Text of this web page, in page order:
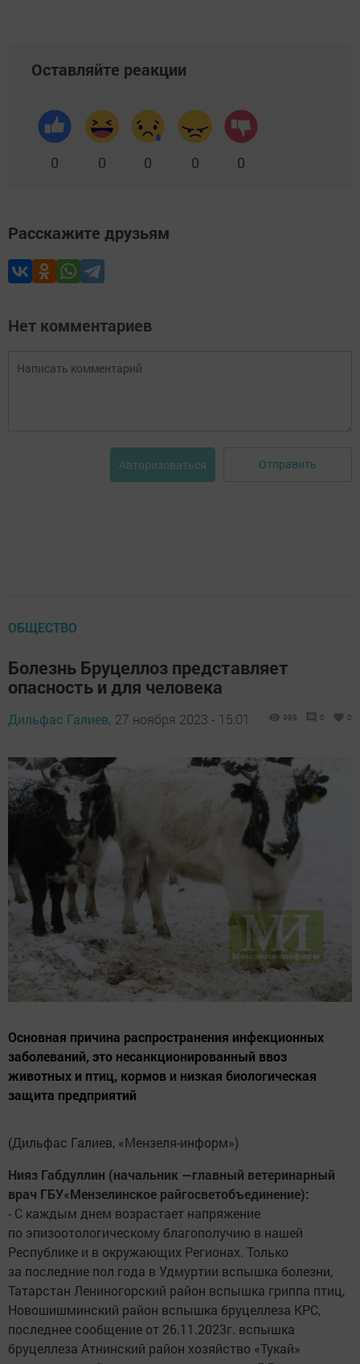
Оставляйте реакции
0 0 0 0 0
Расскажите друзьям
Нет комментариев
Авторизоваться Отправить
ОБЩЕСТВО
Болезнь Бруцеллоз представляет
опасность и для человека
Дильфас Галиев, 27 ноября 2023 - 15:01 999 0 0
Основная причина распространения инфекционных
заболеваний, это несанкционированный ввоз
животных и птиц, кормов и низкая биологическая
защита предприятий
(Дильфас Галиев, «Мензеля-информ»)
Нияз Габдуллин (начальник —главный ветеринарный
врач ГБУ«Мензелинское райгосветобъединение):
- С каждым днем возрастает напряжение
по эпизоотологическому благополучию в нашей
Республике и в окружающих Регионах. Только
за последние пол года в Удмуртии вспышка болезни,
Татарстан Лениногорский район вспышка гриппа птиц,
Новошишминский район вспышка бруцеллеза КРС,
последнее сообщение от 26.11.2023г. вспышка
бруцеллеза Атнинский район хозяйство «Тукай»